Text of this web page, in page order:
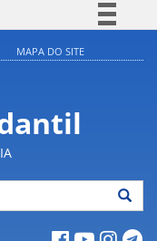
à informação
Legislação
Canais
MAPA DO SITE